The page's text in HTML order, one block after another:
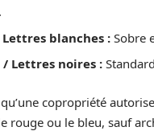
blanches : Sobre
/ Lettres noires :
copropriété
rouge ou le bleu, sauf